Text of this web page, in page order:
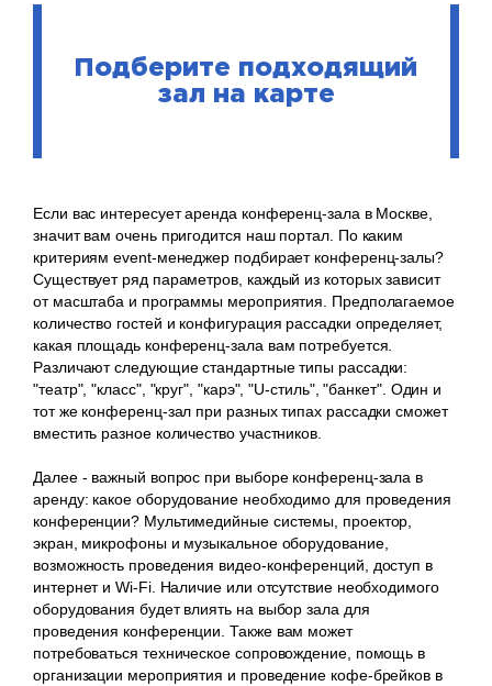
Подберите подходящий
зал на карте
Если вас интересует аренда конференц-зала в Москве,
значит вам очень пригодится наш портал. По каким
критериям event-менеджер подбирает конференц-залы?
Существует ряд параметров, каждый из которых зависит
от масштаба и программы мероприятия. Предполагаемое
количество гостей и конфигурация рассадки определяет,
какая площадь конференц-зала вам потребуется.
Различают следующие стандартные типы рассадки:
"театр", "класс", "круг", "карэ", "U-стиль", "банкет". Один и
тот же конференц-зал при разных типах рассадки сможет
вместить разное количество участников.
Далее - важный вопрос при выборе конференц-зала в
аренду: какое оборудование необходимо для проведения
конференции? Мультимедийные системы, проектор,
экран, микрофоны и музыкальное оборудование,
возможность проведения видео-конференций, доступ в
интернет и Wi-Fi. Наличие или отсутствие необходимого
оборудования будет влиять на выбор зала для
проведения конференции. Также вам может
потребоваться техническое сопровождение, помощь в
организации мероприятия и проведение кофе-брейков в